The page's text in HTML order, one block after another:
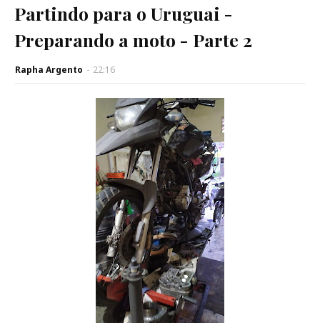
Partindo para o Uruguai -
Preparando a moto - Parte 2
Rapha Argento - 22:16